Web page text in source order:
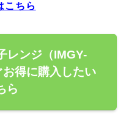
こちら
レンジ（IMGY-
得に購入したい
ら